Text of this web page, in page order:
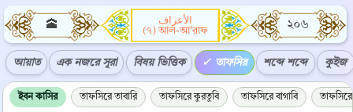
🕋
الأعراف
(৭) আল-আ'রাফ
২০৬
আয়াত এক নজরে সূরা বিষয় ভিত্তিক তাফসির শব্দে শব্দে কুইজ
ইবন কাসির তাফসিরে তাবারি তাফসিরে কুরতুবি তাফসিরে বাগাবি তাফসিরে